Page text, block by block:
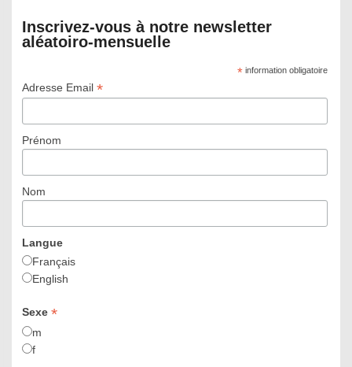
Inscrivez-vous à notre newsletter
aléatoiro-mensuelle
*information obligatoire
Adresse Email *
Prénom
Nom
Langue
Français
English
Sexe *
m
f